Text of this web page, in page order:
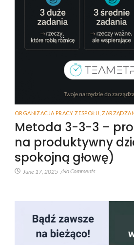
ORGANIZACJA PRACY ZESPOŁU
Metoda 3-3-3 –
na produktywny
spokojną głowę)
June 17, 2025 /No Comments